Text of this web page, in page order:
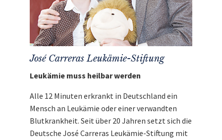
José Carreras Leukämie-Stiftung
Leukämie muss heilbar werden
Alle 12 Minuten erkrankt in Deutschland ein
Mensch an Leukämie oder einer verwandten
Blutkrankheit. Seit über 20 Jahren setzt sich die
Deutsche José Carreras Leukämie-Stiftung mit